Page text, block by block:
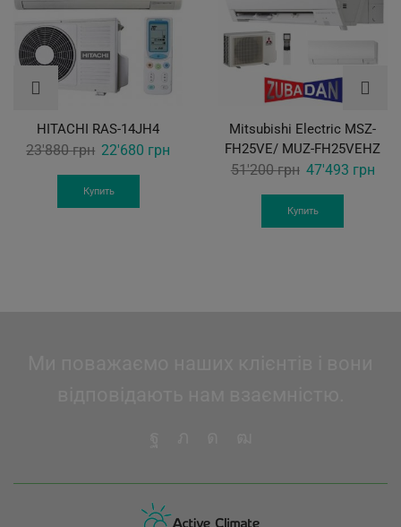
HITACHI RAS-14JH4
23'880грн Original
price
was:
23'880 грн.
22'680 грн
Купить
Mitsubishi Electric MSZ-
FH25VE/ MUZ-FH25VEHZ
51'200грн Original
price
was:
51'200 грн.
47'493 грн
Купить